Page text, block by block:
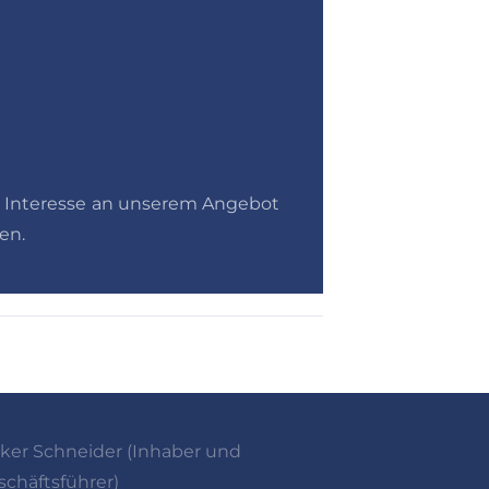
an unserem Angebot
Schneider (Inhaber und